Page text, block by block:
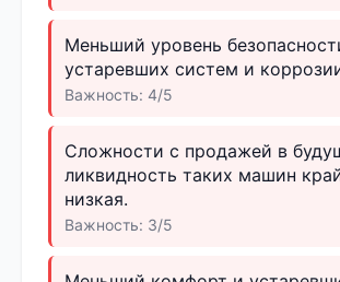
Меньший уровень
устаревших систем и
Важность: 4/5
Сложности с продажей в
ликвидность таких машин
низкая.
Важность: 3/5